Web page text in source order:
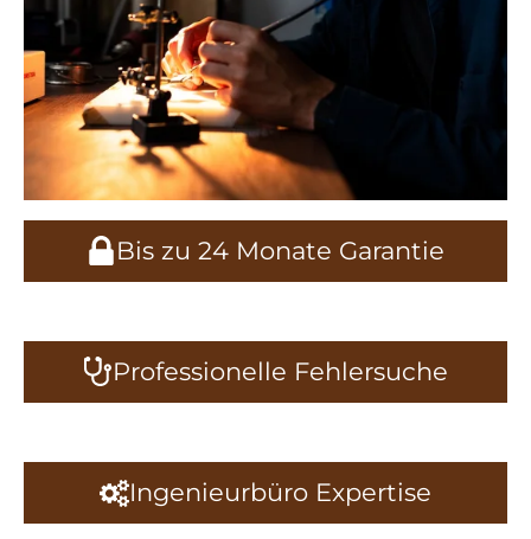
Bis zu 24 Monate Garantie
Professionelle Fehlersuche
Ingenieurbüro Expertise